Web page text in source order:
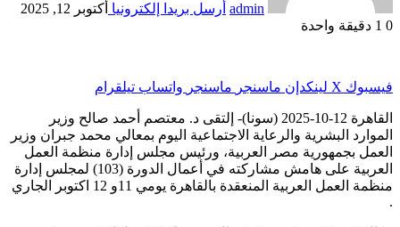
admin أرسل بريدا إلكترونيا أكتوبر 12, 2025
0
دقيقة واحدة
فيسبوك ‫X لينكدإن ماسنجر ماسنجر واتساب تيلقرام
القاهرة 12-10-2025 (سونا)- إلتقى د. معتصم أحمد صالح وزير
الموارد البشرية والرعاية الاجتماعية اليوم بمعالي محمد جبران وزير
العمل بجمهورية مصر العربية، ورئيس مجلس إدارة منظمة العمل
العربية على هامش مشاركته في أعمال الدورة (103) لمجلس إدارة
منظمة العمل العربية المنعقدة بالقاهرة يومي 11و 12 اكتوبر الجاري
.